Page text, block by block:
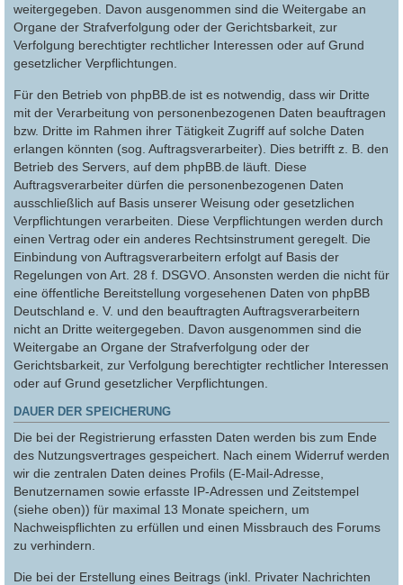
weitergegeben. Davon ausgenommen sind die Weitergabe an
Organe der Strafverfolgung oder der Gerichtsbarkeit, zur
Verfolgung berechtigter rechtlicher Interessen oder auf Grund
gesetzlicher Verpflichtungen.
Für den Betrieb von phpBB.de ist es notwendig, dass wir Dritte
mit der Verarbeitung von personenbezogenen Daten beauftragen
bzw. Dritte im Rahmen ihrer Tätigkeit Zugriff auf solche Daten
erlangen könnten (sog. Auftragsverarbeiter). Dies betrifft z. B. den
Betrieb des Servers, auf dem phpBB.de läuft. Diese
Auftragsverarbeiter dürfen die personenbezogenen Daten
ausschließlich auf Basis unserer Weisung oder gesetzlichen
Verpflichtungen verarbeiten. Diese Verpflichtungen werden durch
einen Vertrag oder ein anderes Rechtsinstrument geregelt. Die
Einbindung von Auftragsverarbeitern erfolgt auf Basis der
Regelungen von Art. 28 f. DSGVO. Ansonsten werden die nicht für
eine öffentliche Bereitstellung vorgesehenen Daten von phpBB
Deutschland e. V. und den beauftragten Auftragsverarbeitern
nicht an Dritte weitergegeben. Davon ausgenommen sind die
Weitergabe an Organe der Strafverfolgung oder der
Gerichtsbarkeit, zur Verfolgung berechtigter rechtlicher Interessen
oder auf Grund gesetzlicher Verpflichtungen.
DAUER DER SPEICHERUNG
Die bei der Registrierung erfassten Daten werden bis zum Ende
des Nutzungsvertrages gespeichert. Nach einem Widerruf werden
wir die zentralen Daten deines Profils (E-Mail-Adresse,
Benutzernamen sowie erfasste IP-Adressen und Zeitstempel
(siehe oben)) für maximal 13 Monate speichern, um
Nachweispflichten zu erfüllen und einen Missbrauch des Forums
zu verhindern.
Die bei der Erstellung eines Beitrags (inkl. Privater Nachrichten